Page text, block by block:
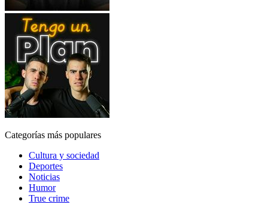
Categorías más populares
Cultura y sociedad
Deportes
Noticias
Humor
True crime